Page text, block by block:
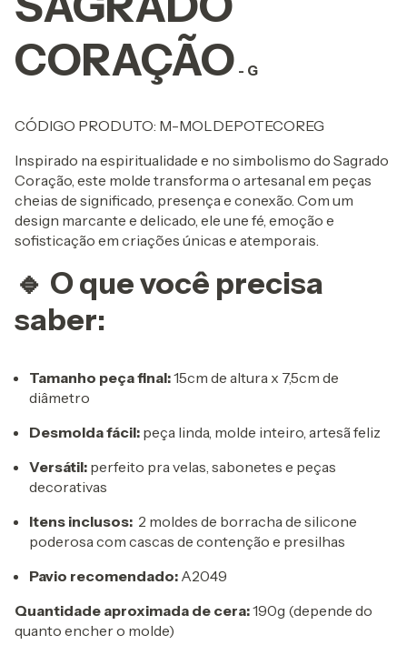
CORAÇÃO - G
CÓDIGO PRODUTO: M-MOLDEPOTECOREG
Inspirado na espiritualidade e no simbolismo do Sagrado
Coração, este molde transforma o artesanal em peças
cheias de significado, presença e conexão. Com um
design marcante e delicado, ele une fé, emoção e
sofisticação em criações únicas e atemporais.
🔹 O que você precisa
saber:
Tamanho peça final:15cm de altura x 7,5cm de
diâmetro
Desmolda fácil: peça linda, molde inteiro, artesã feliz
Versátil: perfeito pra velas, sabonetes e peças
decorativas
Itens inclusos: 2 moldes de borracha de silicone
poderosa com cascas de contenção e presilhas
Pavio recomendado: A2049
Quantidade aproximada de cera:190g (depende do
quanto encher o molde)